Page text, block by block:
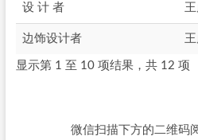
设 计 者
边饰设计者
显示第 1 至 10 项结果，共 12 项
微信扫描下方的二维码